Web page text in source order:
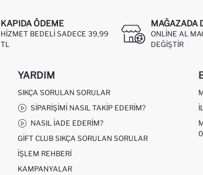
KAPIDA ÖDEME
HIZMET BEDELI SADECE 39,99
TL
MAĞAZADA
ONLINE AL
DEĞIŞTIR
YARDIM
SIKÇA SORULAN SORULAR
SIPARIŞIMI NASIL TAKIP EDERIM?
NASIL İADE EDERIM?
GIFT CLUB SIKÇA SORULAN SORULAR
İŞLEM REHBERI
KAMPANYALAR